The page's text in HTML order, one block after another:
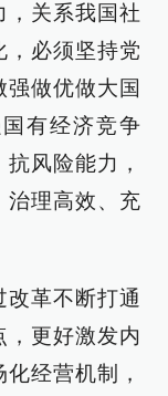
，关系我国社
，必须坚持党
做优做大国
有经济竞争
风险能力，
治理高效、充
改革不断打通
，更好激发内
经营机制，